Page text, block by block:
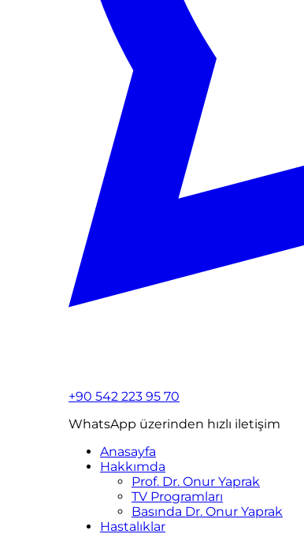
+90 542 223 95 70
WhatsApp üzerinden hızlı iletişim
Anasayfa
Hakkımda
Prof. Dr. Onur Yaprak
TV Programları
Basında Dr. Onur Yaprak
Hastalıklar